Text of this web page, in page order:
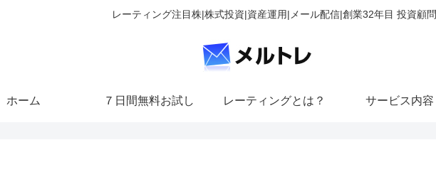
レーティング注目株|株式投資|資産運用|メール配信|創業32年目 投資顧問
ホーム ７日間無料お試し レーティングとは？ サービス内容